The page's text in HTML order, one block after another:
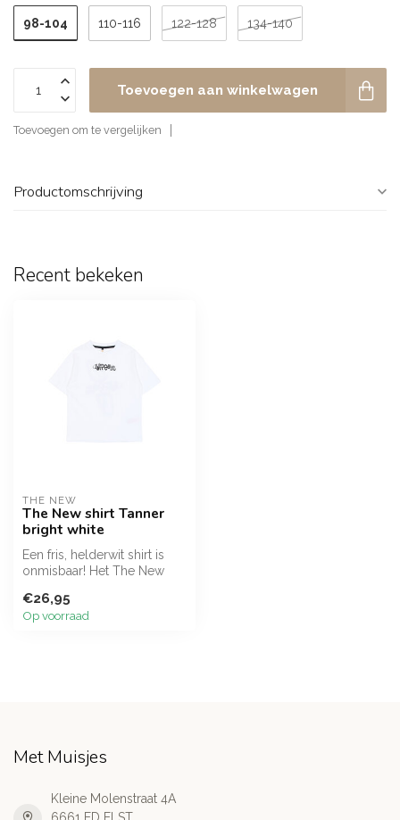
98-104 110-116 122-128 134-140
Toevoegen aan winkelwagen
Toevoegen om te vergelijken
Productomschrijving
Recent bekeken
THE NEW
The New shirt Tanner
bright white
Een fris, helderwit shirt is
onmisbaar! Het The New
€26,95
Op voorraad
Met Muisjes
Kleine Molenstraat 4A